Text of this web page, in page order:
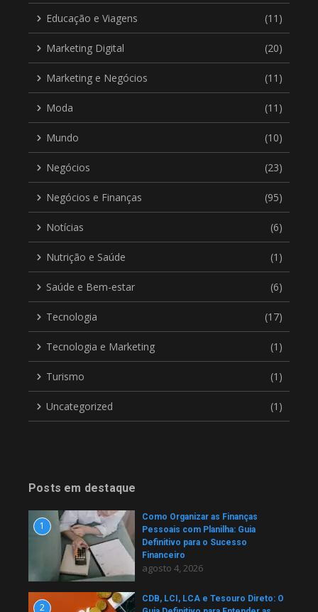
Educação e Viagens (11)
Marketing Digital (20)
Marketing e Negócios (11)
Moda (11)
Mundo (10)
Negócios (23)
Negócios e Finanças (95)
Notícias (6)
Nutrição e Saúde (1)
Saúde e Bem-estar (6)
Tecnologia (17)
Tecnologia e Marketing (1)
Turismo (1)
Uncategorized (1)
Posts em destaque
1
Como Organizar as Finanças
Pessoais com Planilha: Guia
Definitivo para o Sucesso
Financeiro
agosto 4, 2026
2
CDB, LCI, LCA e Tesouro Direto: O